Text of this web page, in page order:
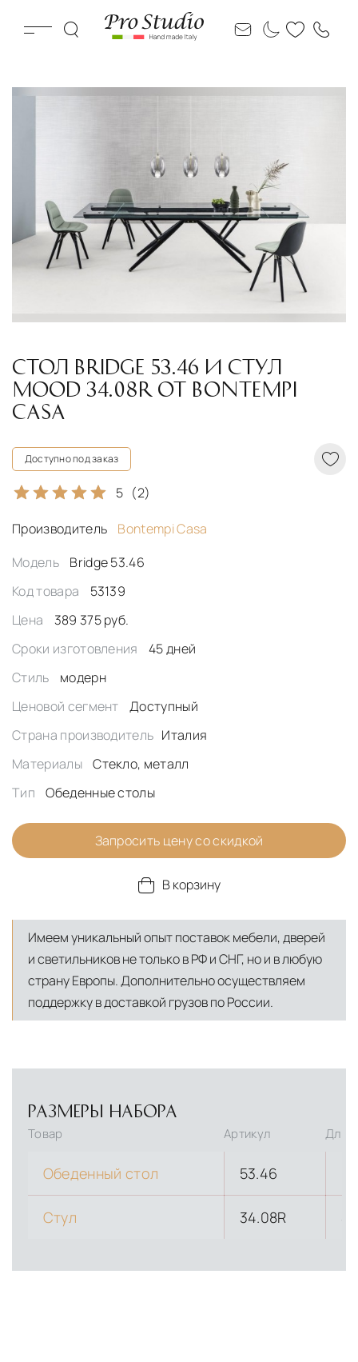
СТОЛ BRIDGE 53.46 И СТУЛ
MOOD 34.08R ОТ BONTEMPI
CASA
Доступно под заказ
5 (2)
Производитель
Bontempi Casa
Модель
Bridge 53.46
Код товара
53139
Цена
389 375 руб.
Сроки изготовления
45 дней
Стиль
модерн
Ценовой сегмент
Доступный
Страна производитель Италия
Материалы
Стекло, металл
Тип
Обеденные столы
Запросить цену со скидкой
В корзину
Имеем уникальный опыт поставок мебели, дверей
и светильников не только в РФ и СНГ, но и в любую
страну Европы. Дополнительно осуществляем
поддержку в доставкой грузов по России.
РАЗМЕРЫ НАБОРА
Товар Артикул
Обеденный стол 53.46
Стул 34.08R